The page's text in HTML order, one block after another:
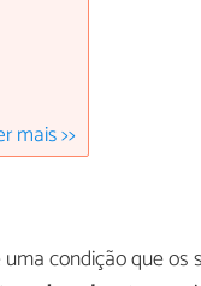
mais >>
condição que os